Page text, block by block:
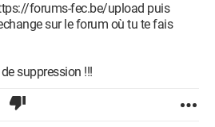
Table Manager (IDriverT) -
C:\Program Files (x86)\Common
32\IDriverT.exe
-
forums-fec.be/upload puis
sur le forum où tu te fais
suppression !!!